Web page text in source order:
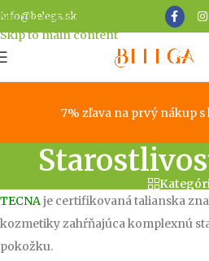
Skip to navigation
Skip to main content
info@belega.sk
7% zľava na prvý nákup s
TECNAje certifikovaná talianska
kozmetiky zahŕňajúca komplexnú
pokožku.